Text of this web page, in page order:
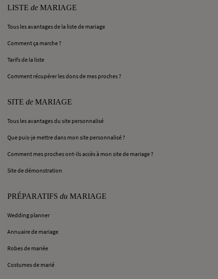
LISTE de MARIAGE
Tous les avantages de la liste de mariage
Comment ça marche ?
Tarifs de la liste
Comment récupérer les dons de mes proches ?
SITE de MARIAGE
Tous les avantages du site personnalisé
Que puis-je mettre dans mon site personnalisé ?
Comment mes proches ont-ils accès à mon site de mariage ?
Site de démonstration
PRÉPARATIFS du MARIAGE
Wedding planner
Annuaire de mariage
Robes de mariée
Costumes de marié